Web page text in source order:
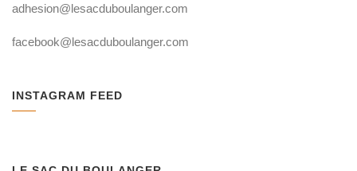
adhesion@lesacduboulanger.com
facebook@lesacduboulanger.com
INSTAGRAM FEED